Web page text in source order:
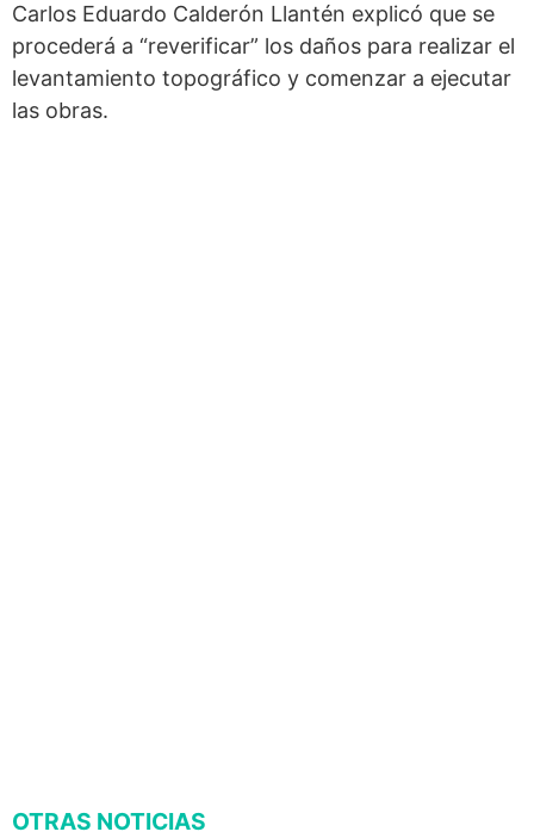
Carlos Eduardo Calderón Llantén explicó que se
procederá a “reverificar” los daños para realizar el
levantamiento topográfico y comenzar a ejecutar
las obras.
OTRAS NOTICIAS